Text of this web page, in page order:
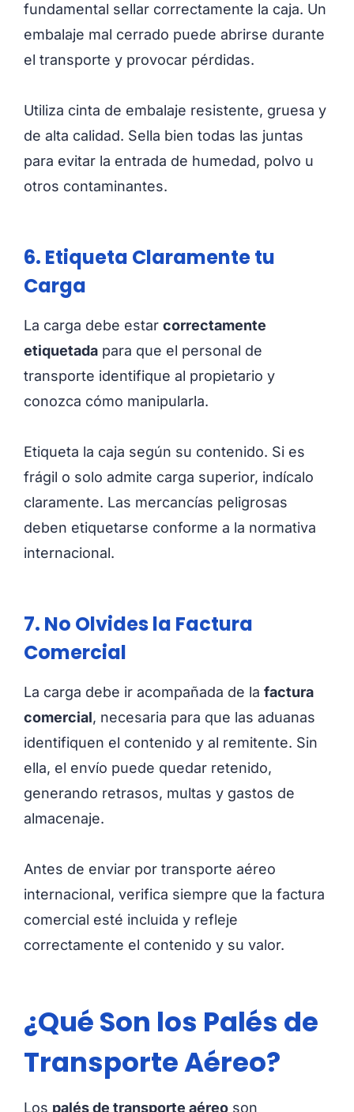
fundamental sellar correctamente la caja. Un
embalaje mal cerrado puede abrirse durante
el transporte y provocar pérdidas.
Utiliza cinta de embalaje resistente, gruesa y
de alta calidad. Sella bien todas las juntas
para evitar la entrada de humedad, polvo u
otros contaminantes.
6. Etiqueta Claramente tu
Carga
La carga debe estar correctamente
etiquetada para que el personal de
transporte identifique al propietario y
conozca cómo manipularla.
Etiqueta la caja según su contenido. Si es
frágil o solo admite carga superior, indícalo
claramente. Las mercancías peligrosas
deben etiquetarse conforme a la normativa
internacional.
7. No Olvides la Factura
Comercial
La carga debe ir acompañada de la factura
comercial, necesaria para que las aduanas
identifiquen el contenido y al remitente. Sin
ella, el envío puede quedar retenido,
generando retrasos, multas y gastos de
almacenaje.
Antes de enviar por transporte aéreo
internacional, verifica siempre que la factura
comercial esté incluida y refleje
correctamente el contenido y su valor.
¿Qué Son los Palés de
Transporte Aéreo?
Los palés de transporte aéreo son